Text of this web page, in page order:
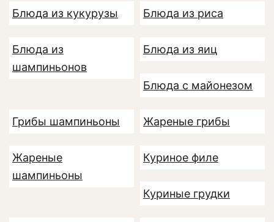
Блюда из кукурузы Блюда из риса
Блюда из
шампиньонов
Блюда из яиц
Блюда с майонезом
Грибы шампиньоны Жареные грибы
Жареные
шампиньоны
Куриное филе
Куриные грудки